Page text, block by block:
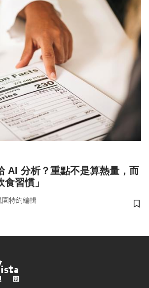
AI 分析？重點不是算熱量，而
習慣」
園特約編輯
儲